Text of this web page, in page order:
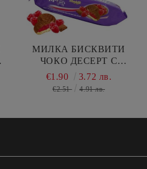
МИЛКА БИСКВИТИ
ЧОКО ДЕСЕРТ С
ПЪЛНЕЖ ОТ МАЛИНИ
147 ГР
€1.90 3.72 лв.
€2.51 4.91 лв.